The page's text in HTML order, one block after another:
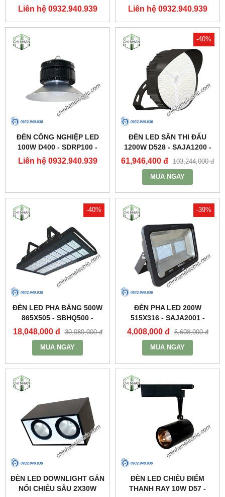
DUHAL
Liên hệ 0932.940.939
HIGHBAY NHÀ XƯỞNG) -
DDB150 - DUHAL
Liên hệ 0932.940.939
ĐÈN CÔNG NGHIỆP LED
100W D400 - SDRP100 -
DUHAL
Liên hệ 0932.940.939
-40%
ĐÈN LED SÂN THI ĐẤU
1200W D528 - SAJA1200 -
DUHAL
61,946,400 đ 103,244,000 đ
MUA NGAY
-40%
ĐÈN LED PHA BẢNG 500W
865X505 - SBHQ500 -
DUHAL
18,048,000 đ 30,080,000 đ
MUA NGAY
-39%
ĐÈN PHA LED 200W
515X316 - SAJA2001 -
DUHAL
4,008,000 đ 6,608,000 đ
MUA NGAY
ĐÈN LED DOWNLIGHT GẮN
NỔI CHIẾU SÂU 2X30W
ĐÈN LED CHIẾU ĐIỂM
THANH RAY 10W D57 -